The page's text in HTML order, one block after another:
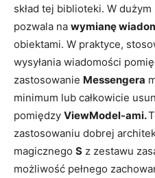
skład tej biblioteki. W
pozwala na wymianę
obiektami. W praktyce,
wysyłania wiadomości
zastosowanie Messengera
minimum lub całkowicie
pomiędzy ViewModel-ami.
zastosowaniu dobrej
magicznego S z zestawu
możliwość pełnego